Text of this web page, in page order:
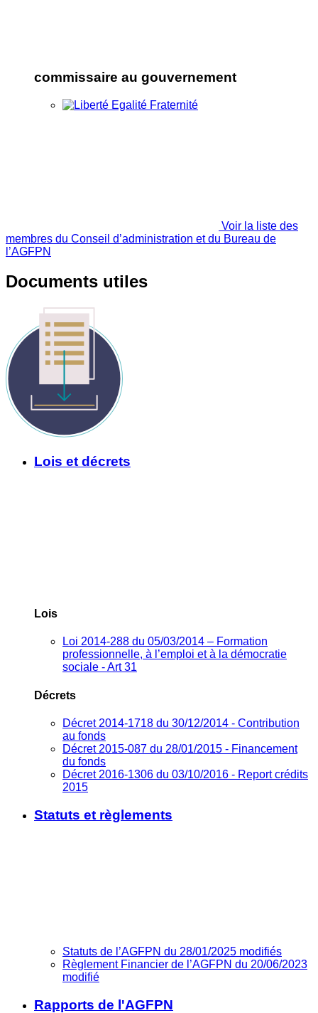
commissaire au gouvernement
Voir la liste des
membres du Conseil d’administration et du Bureau de
l’AGFPN
Documents utiles
Lois et décrets
Lois
Loi 2014-288 du 05/03/2014 – Formation
professionnelle, à l’emploi et à la démocratie
sociale - Art 31
Décrets
Décret 2014-1718 du 30/12/2014 - Contribution
au fonds
Décret 2015-087 du 28/01/2015 - Financement
du fonds
Décret 2016-1306 du 03/10/2016 - Report crédits
2015
Statuts et règlements
Statuts de l’AGFPN du 28/01/2025 modifiés
Règlement Financier de l’AGFPN du 20/06/2023
modifié
Rapports de l'AGFPN